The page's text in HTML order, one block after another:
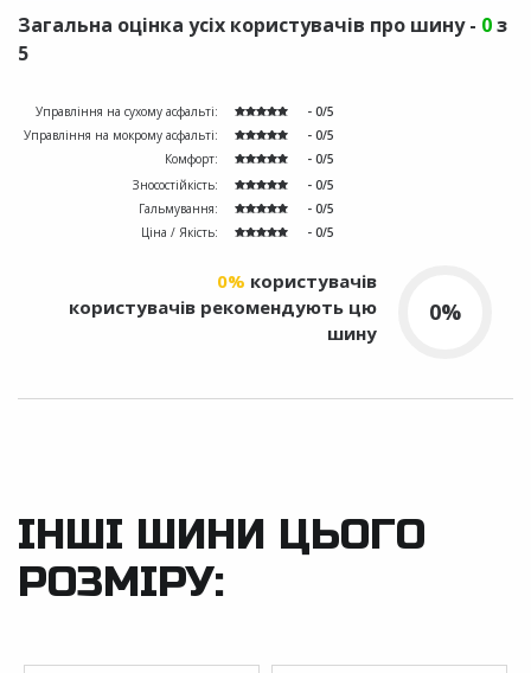
Загальна оцінка усіх користувачів про шину - 0з
5
Управління на сухому асфальті:
- 0/5
Управління на мокрому асфальті:
- 0/5
Комфорт:
- 0/5
Зносостійкість:
- 0/5
Гальмування:
- 0/5
Ціна / Якість:
- 0/5
0%
0% користувачів
користувачів рекомендують цю
шину
ІНШІ ШИНИ ЦЬОГО
РОЗМІРУ: